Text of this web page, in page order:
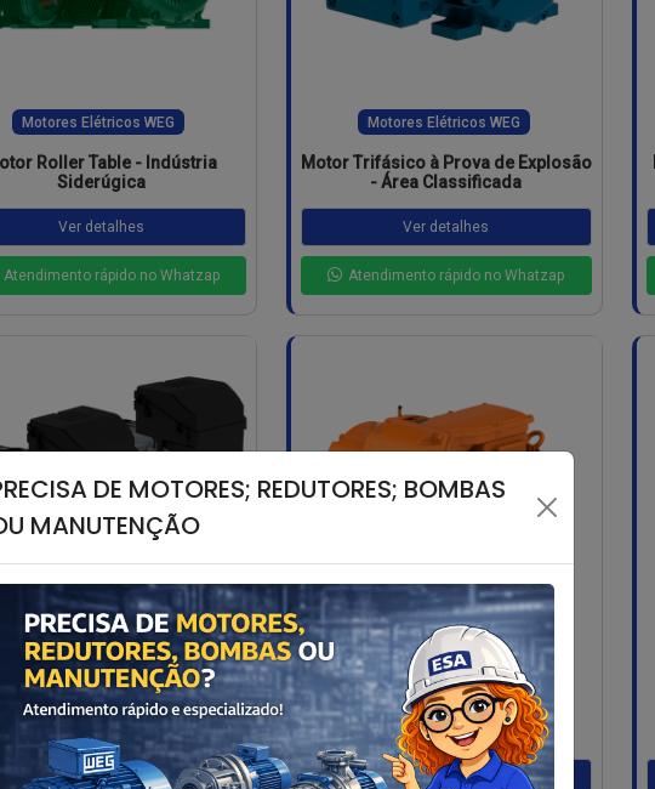
DE MOTORES; REDUTORES; BOMBAS
MANUTENÇÃO
Motores Elétricos WEG
Roller Table - Indústria
Siderúgica
Ver detalhes
Atendimento rápido no Whatzap
Motores Elétricos WEG
Motor Trifásico à Prova de Explosão
- Área Classificada
Ver detalhes
Atendimento rápido no Whatzap
Motores Elétricos WEG
W12 - Maquinas / Uso Geral
Ver detalhes
Motores Elétricos WEG
Motor W22 Mining - ambientes
agressivos da mineração
Ver detalhes